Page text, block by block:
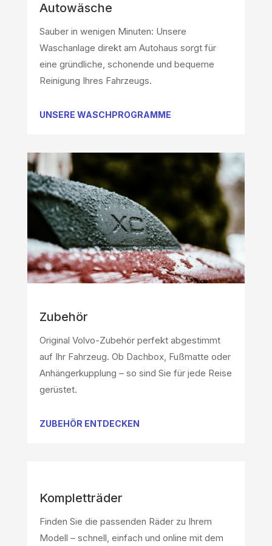
Autowäsche
Sauber in wenigen Minuten: Unsere
Waschanlage direkt am Autohaus sorgt für
eine gründliche, schonende und bequeme
Reinigung Ihres Fahrzeugs.
UNSERE WASCHPROGRAMME
Zubehör
Original Volvo-Zubehör perfekt abgestimmt
auf Ihr Fahrzeug. Ob Dachbox, Fußmatte oder
Anhängerkupplung – so sind Sie für jede Reise
gerüstet.
ZUBEHÖR ENTDECKEN
Kompletträder
Finden Sie die passenden Räder zu Ihrem
Modell – schnell, einfach und online mit dem